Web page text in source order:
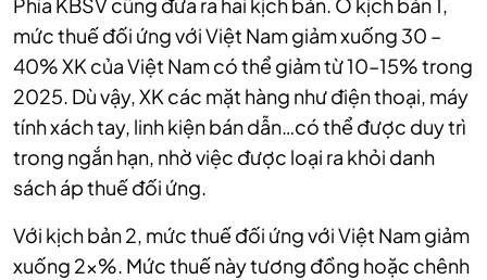
Phía KBSV cũng đưa ra hai kịch bản. Ở kịch bản 1,
mức thuế đối ứng với Việt Nam giảm xuống 30 –
40% XK của Việt Nam có thể giảm từ 10–15% trong
2025. Dù vậy, XK các mặt hàng như điện thoại, máy
tính xách tay, linh kiện bán dẫn…có thể được duy trì
trong ngắn hạn, nhờ việc được loại ra khỏi danh
sách áp thuế đối ứng.
Với kịch bản 2, mức thuế đối ứng với Việt Nam giảm
xuống 2x%. Mức thuế này tương đồng hoặc chênh